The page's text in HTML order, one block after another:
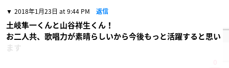
2018年1月23日 at 9:44 PM 返信
土岐隼一くんと山谷祥生くん！
お二人共、歌唱力が素晴らしいから今後もっと活躍すると思い
ます